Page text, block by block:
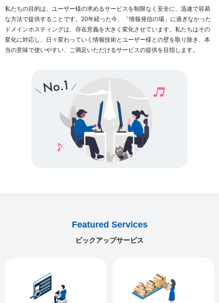
私たちの目的は、ユーザー様の求めるサービスを制限なく安全に、迅速で容易
な方法で提供することです。20年経った今、「情報発信の場」に過ぎなかった
ドメインホスティングは、存在意義を大きく変化させています。私たちはその
変化に対応し、日々変わっていく情報技術とユーザー様との壁を取り除き、本
当の意味で使いやすい、ご満足いただけるサービスの提供を目指します。
Featured Services
ピックアップサービス